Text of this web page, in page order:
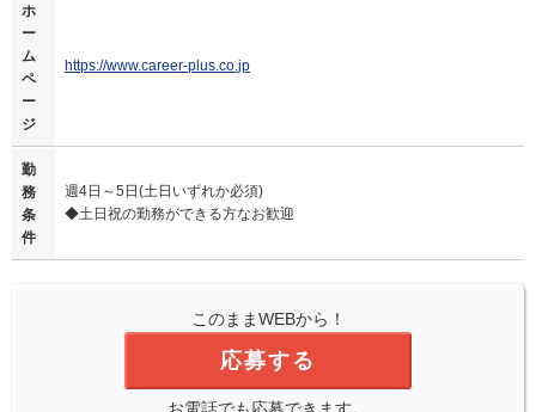
ホ
ー
ム
ペ
ー
ジ
https://www.career-plus.co.jp
勤
務
条
件
週4日～5日(土日いずれか必須)
◆土日祝の勤務ができる方なお歓迎
このままWEBから！
応募する
お電話でも応募できます。